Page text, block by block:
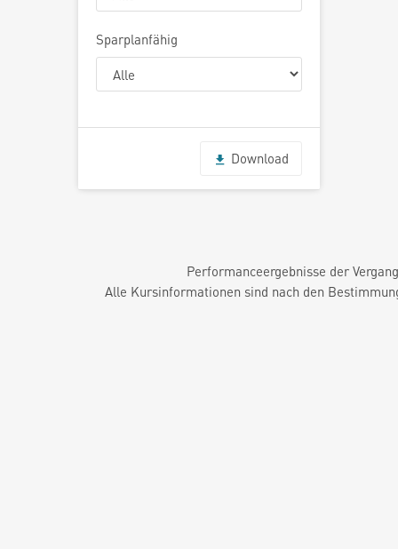
Sparplanfähig
Download
Performanceergebnisse der
Alle Kursinformationen sind nach den